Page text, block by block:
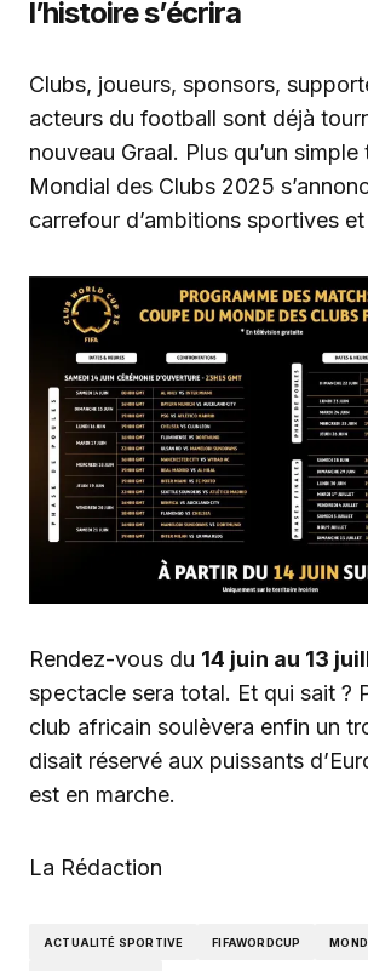
l’histoire s’écrira
Clubs, joueurs, sponsors,
acteurs du football sont déjà
nouveau Graal. Plus qu’un
Mondial des Clubs 2025
carrefour d’ambitions sportives
Rendez-vous du 14 juin au 13
spectacle sera total. Et qui sait ?
club africain soulèvera enfin un
disait réservé aux puissants
est en marche.
La Rédaction
ACTUALITÉ SPORTIVE FIFAWORDCUP